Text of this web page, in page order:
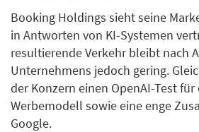
Booking Holdings sieht seine
in Antworten von KI-Systemen
resultierende Verkehr bleibt nach
Unternehmens jedoch gering.
der Konzern einen OpenAI-Test für
Werbemodell sowie eine enge
Google.